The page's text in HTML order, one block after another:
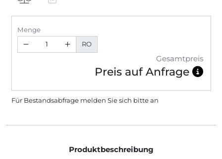
Menge
RO
Gesamtpreis
Preis auf Anfrage
Für Bestandsabfrage melden Sie sich bittean
Produktbeschreibung